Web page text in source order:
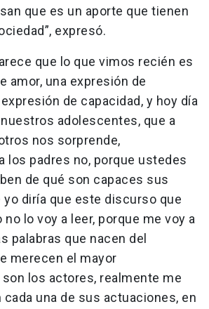
que es un aporte que tienen
expresó.
que lo que vimos recién es
amor, una expresión de
de capacidad, y hoy día
adolescentes, que a
nos sorprende,
los padres no, porque ustedes
de qué son capaces sus
yo diría que este discurso que
lo voy a leer, porque me voy a
palabras que nacen del
merecen el mayor
los actores, realmente me
una de sus actuaciones, en